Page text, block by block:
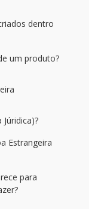
dentro
um produto?
Estrangeira
para